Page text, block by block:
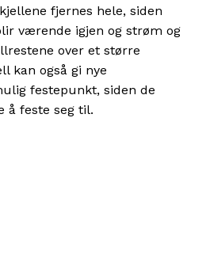
fjernes hele, siden
værende igjen og strøm og
over et større
kan også gi nye
festepunkt, siden de
å feste seg til.